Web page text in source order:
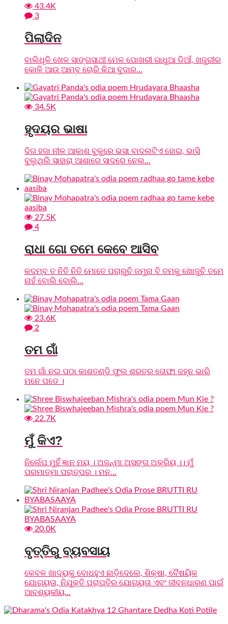
43.4K
3
ପିଲାଦିନ
ବାଲିଧୂଳି ଖେଳ ସାଙ୍ଗସାଥୀ ମେଳ ପୋଖରୀ ଗାଧୁଆ ଡିଆଁ, ଖଜୁରୀର
କୋଳି ଆଉ ଆମ୍ବ ଚୋରି କିଆ ବୁଦାର...
34.5K
ହୃଦୟର ଭାଷା
ଦିଗ ହଜା ନୀଳ ଆକାଶ ବୁକୁରେ ଭସା ବାଦଲଟିଏ ହୋଇ, ଭାସି
ବୁଲୁଥିଲି ସାହାରା ଆଶାରେ ସାଦରେ ନେଲ...
27.5K
4
ରାଧା ଗୋ ତମେ କେବେ ଆସିବ
କଦମ୍ବ ତ ନିତି ନିତି ମୋତେ ପଚାରୁଚି ଜମୁନା ବି ତମକୁ ଖୋଜୁଚି ତମେ
ନାହଁ ବୋଲି ବୋଲି...
23.6K
2
ତମ ଗାଁ
ତମ ଗାଁ ନଇ ପଠା କାଶତଣ୍ଡି ଫୁଲ ଶରତର ତୋଫା ଜହ୍ନ ଭାରି
ମନେ ପଡେ ।
22.7K
ମୁଁ କିଏ?
ନିର୍ଲେପ ମୁହିଁ ଜ୍ଞାନ ମୟ । ଅଜନ୍ମା ଅସଙ୍ଗ ଅକ୍ରିୟ ।। ମୁଁ
ପରମାତ୍ମା ପରାତ୍ପର । ମନ...
20.0K
ବୃତ୍ତିରୁ ବ୍ୟବସାୟ
କେବଳ ଖାଦ୍ୟକୁ ବୋଧହୁଏ ଛାଡ଼ିଦେଲେ, ଶିକ୍ଷା, ବୈଷୟିକ
ଯୋଗ୍ୟତା, ନିଯୁକ୍ତି ପ୍ରାପ୍ତିର ଯୋଗ୍ୟତା ଏବଂ ଜୀବନଧାରଣ ପାଇଁ
ଆବଶ୍ୟକୀୟ...